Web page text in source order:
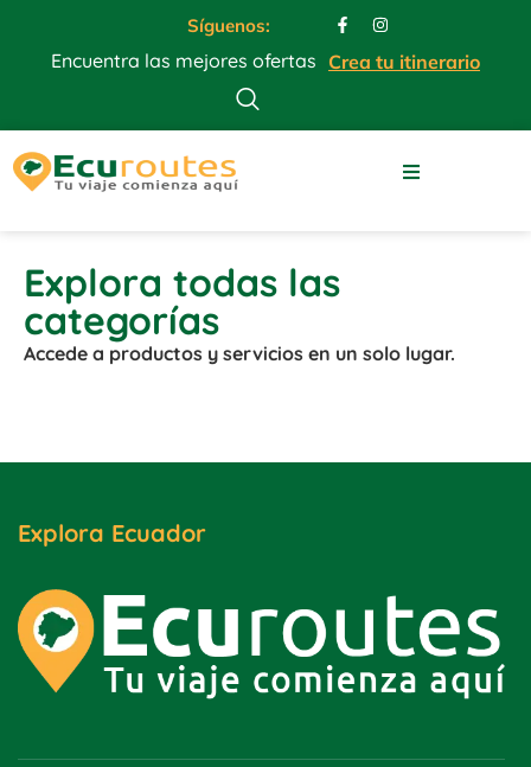
Síguenos:
Encuentra las mejores ofertas Crea tu itinerario
Todas las categorías
Explora todas las
categorías
Accede a productos y servicios en un solo lugar.
Explora Ecuador